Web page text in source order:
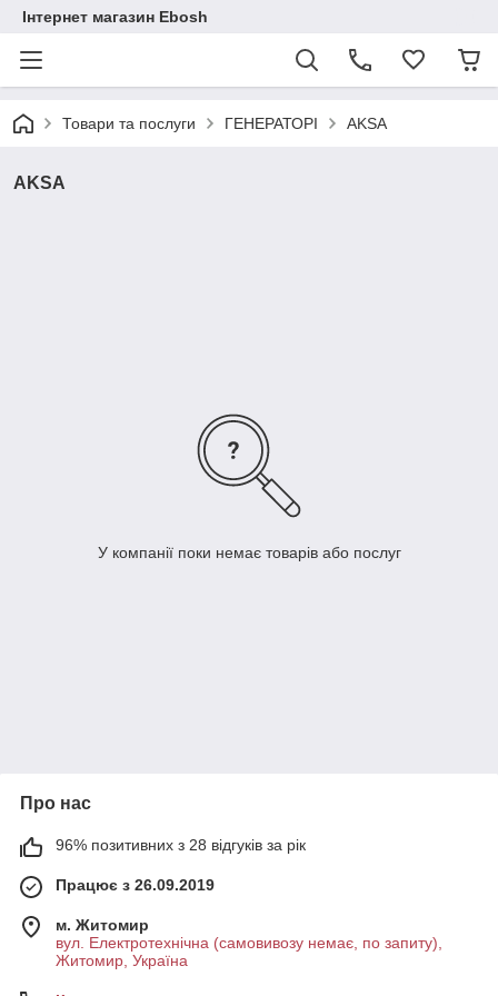
Інтернет магазин Ebosh
Товари та послуги ГЕНЕРАТОРІ AKSA
AKSA
У компанії поки немає товарів або послуг
Про нас
96% позитивних з 28 відгуків за рік
Працює з 26.09.2019
м. Житомир
вул. Електротехнічна (самовивозу немає, по запиту),
Житомир, Україна